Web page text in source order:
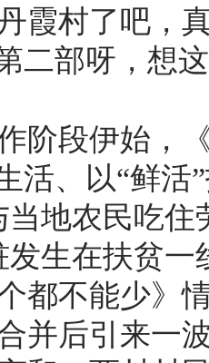
霞村了吧，
二部呀，想
段伊始，《
活、以“鲜
当地农民吃
发生在扶贫
都不能少》
并后引来一